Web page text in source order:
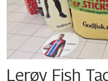
Lerøy Fish